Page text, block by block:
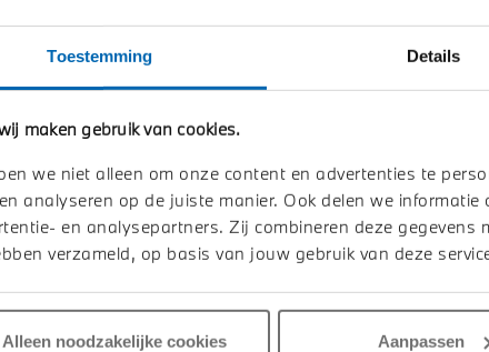
Toestemming Details
maken gebruik van cookies.
we niet alleen om onze content en advertenties te
analyseren op de juiste manier. Ook delen we
en analysepartners. Zij combineren deze gegevens
verzameld, op basis van jouw gebruik van deze
Alleen noodzakelijke cookies Aanpassen